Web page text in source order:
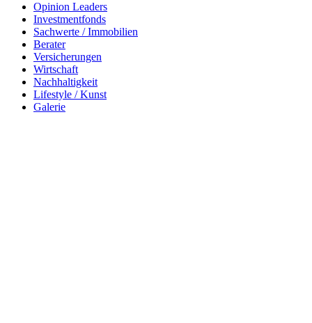
Opinion Leaders
Investmentfonds
Sachwerte / Immobilien
Berater
Versicherungen
Wirtschaft
Nachhaltigkeit
Lifestyle / Kunst
Galerie